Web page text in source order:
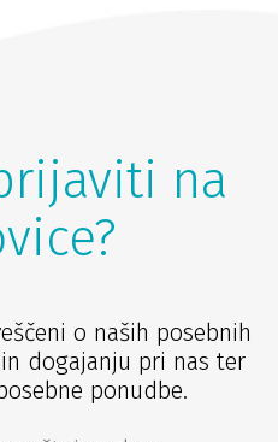
na
o naših posebnih
dogajanju pri nas ter
ponudbe.